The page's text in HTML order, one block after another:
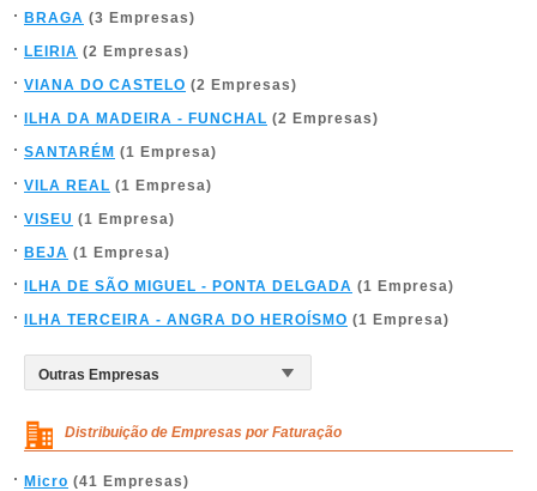
BRAGA (3 Empresas)
LEIRIA (2 Empresas)
VIANA DO CASTELO (2 Empresas)
ILHA DA MADEIRA - FUNCHAL (2 Empresas)
SANTARÉM (1 Empresa)
VILA REAL (1 Empresa)
VISEU (1 Empresa)
BEJA (1 Empresa)
ILHA DE SÃO MIGUEL - PONTA DELGADA (1 Empresa)
ILHA TERCEIRA - ANGRA DO HEROÍSMO (1 Empresa)
Distribuição de Empresas por Faturação
Micro (41 Empresas)